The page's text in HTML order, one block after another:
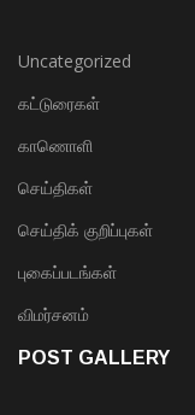
Uncategorized
கட்டுரைகள்
காணொளி
செய்திகள்
செய்திக் குறிப்புகள்
புகைப்படங்கள்
விமர்சனம்
POST GALLERY